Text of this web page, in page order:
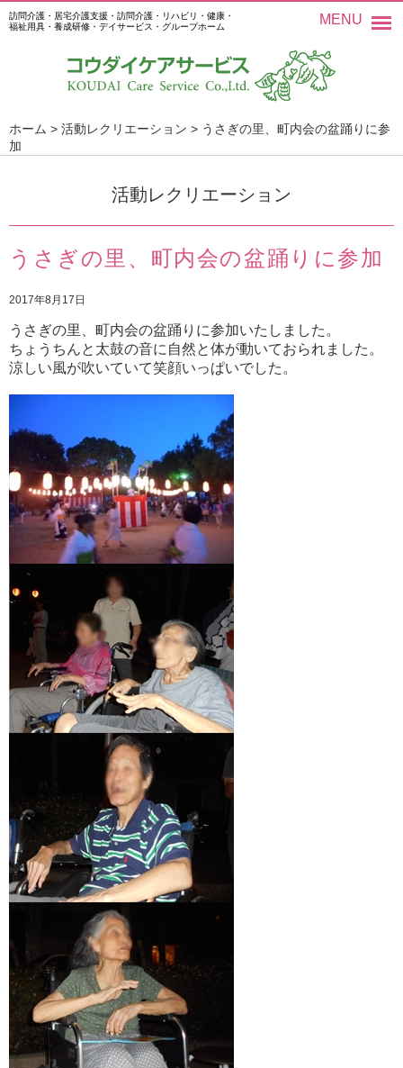
訪問介護・居宅介護支援・訪問介護・リハビリ・健康・
福祉用具・養成研修・デイサービス・グループホーム
MENU
ホーム > 活動レクリエーション > うさぎの里、町内会の盆踊りに参
加
活動レクリエーション
うさぎの里、町内会の盆踊りに参加
2017年8月17日
うさぎの里、町内会の盆踊りに参加いたしました。
ちょうちんと太鼓の音に自然と体が動いておられました。
涼しい風が吹いていて笑顔いっぱいでした。